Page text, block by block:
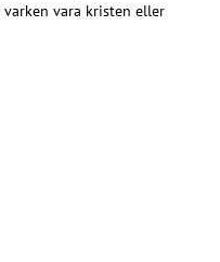
varken vara kristen eller